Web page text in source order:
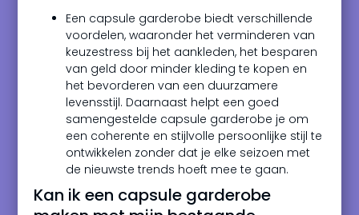
Een capsule garderobe biedt verschillende
voordelen, waaronder het verminderen van
keuzestress bij het aankleden, het besparen
van geld door minder kleding te kopen en
het bevorderen van een duurzamere
levensstijl. Daarnaast helpt een goed
samengestelde capsule garderobe je om
een coherente en stijlvolle persoonlijke stijl te
ontwikkelen zonder dat je elke seizoen met
de nieuwste trends hoeft mee te gaan.
Kan ik een capsule garderobe